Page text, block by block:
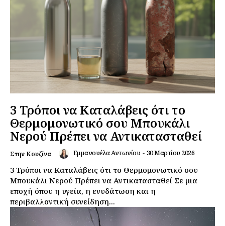
3 Τρόποι να Καταλάβεις ότι το
Θερμομονωτικό σου Μπουκάλι
Νερού Πρέπει να Αντικατασταθεί
Στην Κουζίνα Εμμανουέλα Αντωνίου - 30 Μαρτίου 2026
3 Τρόποι να Καταλάβεις ότι το Θερμομονωτικό σου
Μπουκάλι Νερού Πρέπει να Αντικατασταθεί Σε μια
εποχή όπου η υγεία, η ενυδάτωση και η
περιβαλλοντική συνείδηση...